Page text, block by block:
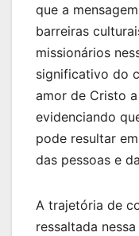
que a
barreiras
missionários
significativo do
amor de Cristo
evidenciando
pode resultar
das pessoas e
A trajetória de
ressaltada